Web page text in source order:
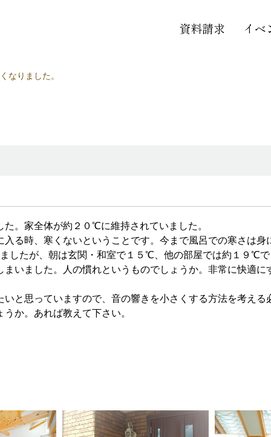
資料請求 イベ
なりました。
。家全体が約２０℃に維持されていました。
る時、寒くないということです。今まで風呂での寒さは身
したが、朝は玄関・和室で１５℃、他の部屋では約１９℃
まいました。人の慣れというものでしょうか。非常に快適
と思っていますので、音の響きを小さくする方法を考える
か。あれば教えて下さい。